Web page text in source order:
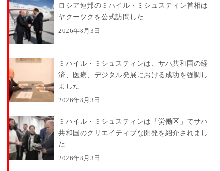
ロシア連邦のミハイル・ミシュスティン首相は
ヤクーツクを公式訪問した
2026年8月3日
ミハイル・ミシュスティンは、サハ共和国の経
済、医療、デジタル発展における成功を強調し
ました
2026年8月3日
ミハイル・ミシュスティンは「労働区」でサハ
共和国のクリエイティブな開発を紹介されまし
た
2026年8月3日